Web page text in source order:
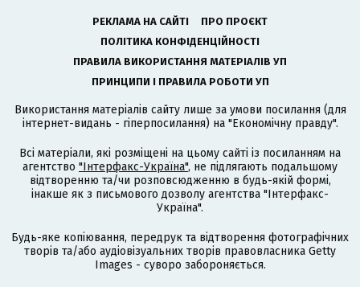
РЕКЛАМА НА САЙТІ
ПРО ПРОЄКТ
ПОЛІТИКА КОНФІДЕНЦІЙНОСТІ
ПРАВИЛА ВИКОРИСТАННЯ МАТЕРІАЛІВ УП
ПРИНЦИПИ І ПРАВИЛА РОБОТИ УП
Використання матеріалів сайту лише за умови посилання (для
інтернет-видань - гіперпосилання) на "Економічну правду".
Всі матеріали, які розміщені на цьому сайті із посиланням на
агентство "Інтерфакс-Україна", не підлягають подальшому
відтворенню та/чи розповсюдженню в будь-якій формі,
інакше як з письмового дозволу агентства "Інтерфакс-
Україна".
Будь-яке копіювання, передрук та відтворення фотографічних
творів та/або аудіовізуальних творів правовласника Getty
Images - суворо забороняється.